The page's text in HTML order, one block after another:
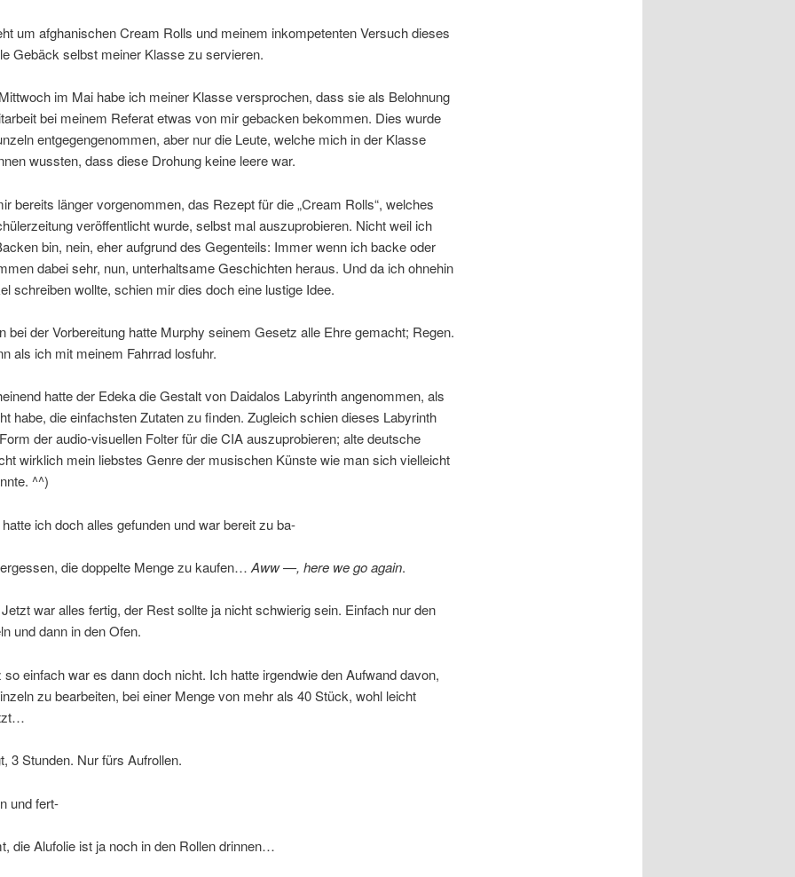
um afghanischen Cream Rolls und meinem inkompetenten Versuch dieses
Gebäck selbst meiner Klasse zu servieren.
im Mai habe ich meiner Klasse versprochen, dass sie als Belohnung
bei meinem Referat etwas von mir gebacken bekommen. Dies wurde
entgegengenommen, aber nur die Leute, welche mich in der Klasse
wussten, dass diese Drohung keine leere war.
bereits länger vorgenommen, das Rezept für die „Cream Rolls“, welches
veröffentlicht wurde, selbst mal auszuprobieren. Nicht weil ich
bin, nein, eher aufgrund des Gegenteils: Immer wenn ich backe oder
dabei sehr, nun, unterhaltsame Geschichten heraus. Und da ich ohnehin
schreiben wollte, schien mir dies doch eine lustige Idee.
bei der Vorbereitung hatte Murphy seinem Gesetz alle Ehre gemacht; Regen.
als ich mit meinem Fahrrad losfuhr.
hatte der Edeka die Gestalt von Daidalos Labyrinth angenommen, als
habe, die einfachsten Zutaten zu finden. Zugleich schien dieses Labyrinth
der audio-visuellen Folter für die CIA auszuprobieren; alte deutsche
wirklich mein liebstes Genre der musischen Künste wie man sich vielleicht
^^)
ich doch alles gefunden und war bereit zu ba-
die doppelte Menge zu kaufen… Aww —, here we go again.
war alles fertig, der Rest sollte ja nicht schwierig sein. Einfach nur den
und dann in den Ofen.
so einfach war es dann doch nicht. Ich hatte irgendwie den Aufwand davon,
zu bearbeiten, bei einer Menge von mehr als 40 Stück, wohl leicht
3 Stunden. Nur fürs Aufrollen.
und fert-
die Alufolie ist ja noch in den Rollen drinnen…